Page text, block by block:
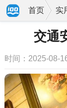
首页 实
交通
时间：2025-08-